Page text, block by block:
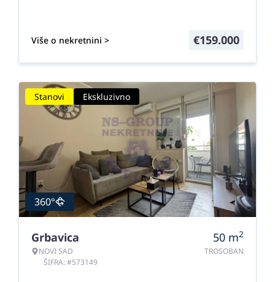
Više o nekretnini > €159.000
Stanovi Ekskluzivno
360°
Grbavica
NOVI SAD
ŠIFRA: #573149
50 m2
TROSOBAN